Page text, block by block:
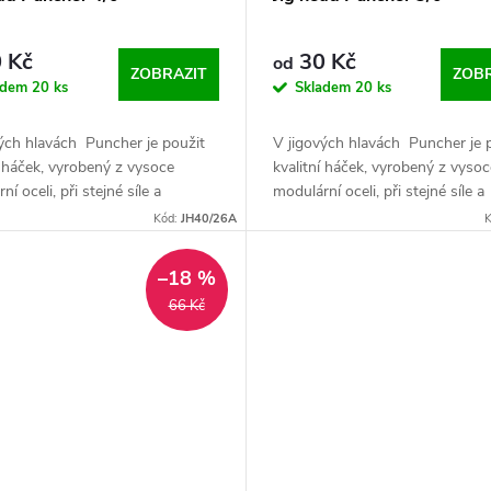
20 ks
ZOBRAZIT
hlavách Puncher je použit
vyrobený z vysoce
oceli, při stejné síle a
je háček tenčí než uKód: JH40/26A
od 30 Kč
Skladem 20 ks
V jigových hlavách Puncher je
kvalitní háček, vyrobený z
modulární oceli, při stejné síle a
66 Kč
–18 %